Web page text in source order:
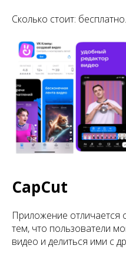
Сколько стоит: бесплатно.
CapCut
Приложение отличается
тем, что пользователи
видео и делиться ими с